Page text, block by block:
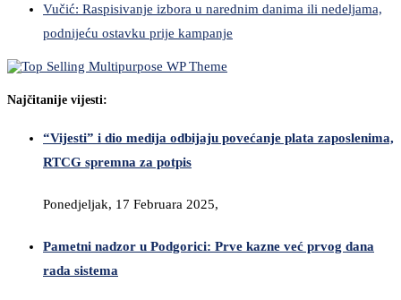
Vučić: Raspisivanje izbora u narednim danima ili nedeljama,
podnijeću ostavku prije kampanje
Najčitanije vijesti:
“Vijesti” i dio medija odbijaju povećanje plata zaposlenima,
RTCG spremna za potpis
Ponedjeljak, 17 Februara 2025,
Pametni nadzor u Podgorici: Prve kazne već prvog dana
rada sistema